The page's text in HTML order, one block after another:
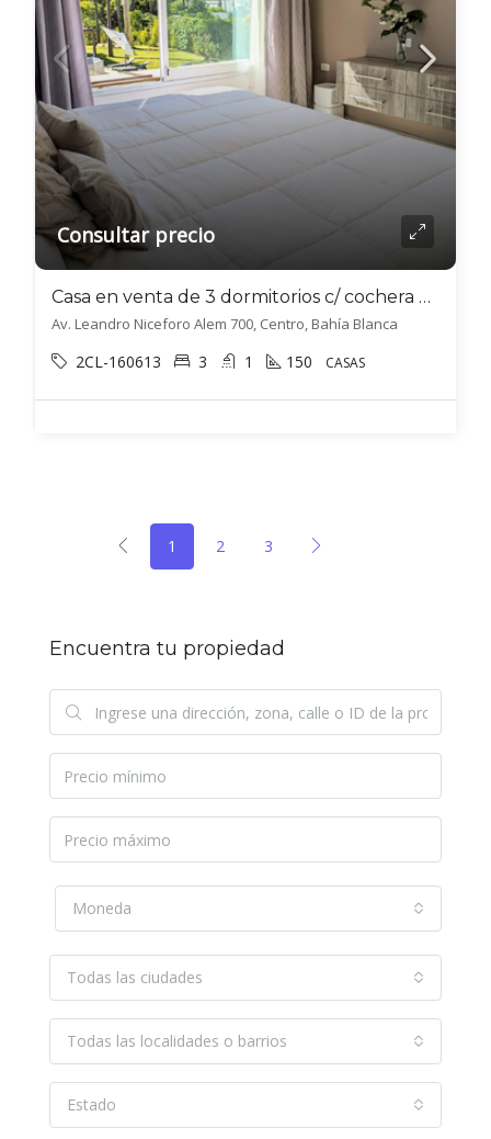
Consultar precio
Casa en venta de 3 dormitorios c/ cochera en Centro
Av. Leandro Niceforo Alem 700, Centro, Bahía Blanca
2CL-160613 3 1 150 CASAS
1 2 3
Encuentra tu propiedad
Moneda
Todas las ciudades
Todas las localidades o barrios
Estado